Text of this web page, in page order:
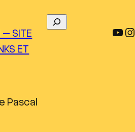
– SITE
ET
Pascal
YouTube Instagram